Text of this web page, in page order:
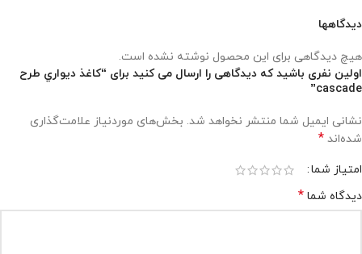
دیدگاهها
هیچ دیدگاهی برای این محصول نوشته نشده است.
اولین نفری باشید که دیدگاهی را ارسال می کنید برای “کاغذ ديواري طرح
cascade”
نشانی ایمیل شما منتشر نخواهد شد. بخش‌های موردنیاز علامت‌گذاری
شده‌اند *
امتیاز شما
دیدگاه شما *